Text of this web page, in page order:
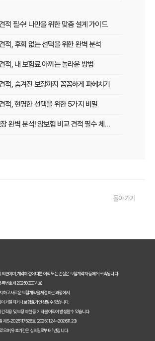
적 필수! 나만을 위한 맞춤 설계 가이드
적, 후회 없는 선택을 위한 완벽 분석
적, 내 보험료 아끼는 놀라운 방법
적, 숨겨진 보장까지 꼼꼼하게 파헤치기
적, 현명한 선택을 위한 5가지 비밀
암 종류별 보장 완벽 분석! 암보험 비교 견적 필수 체크리스트
하는 암보험, 연령별 맞춤 설계 전략
돌아가기
견이며, 계약체결에 따른 이익 또는 손실은 보험계약자 등에게 귀속됩니다.
록번호 제2025030014호)
하고 새로운 보험계약을 체결하는 과정에서
거절되거나 보험료가 인상될 수 있습니다.
적용 및 보장 제한 등 기타 불이익이 발생할 수 있습니다.
제S-2025117526호 (2025.11.24~2026.11.23)
으며, 유효기간은 심의일로부터 1년입니다.